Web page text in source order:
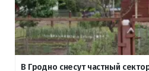
В Гродно снесут частный